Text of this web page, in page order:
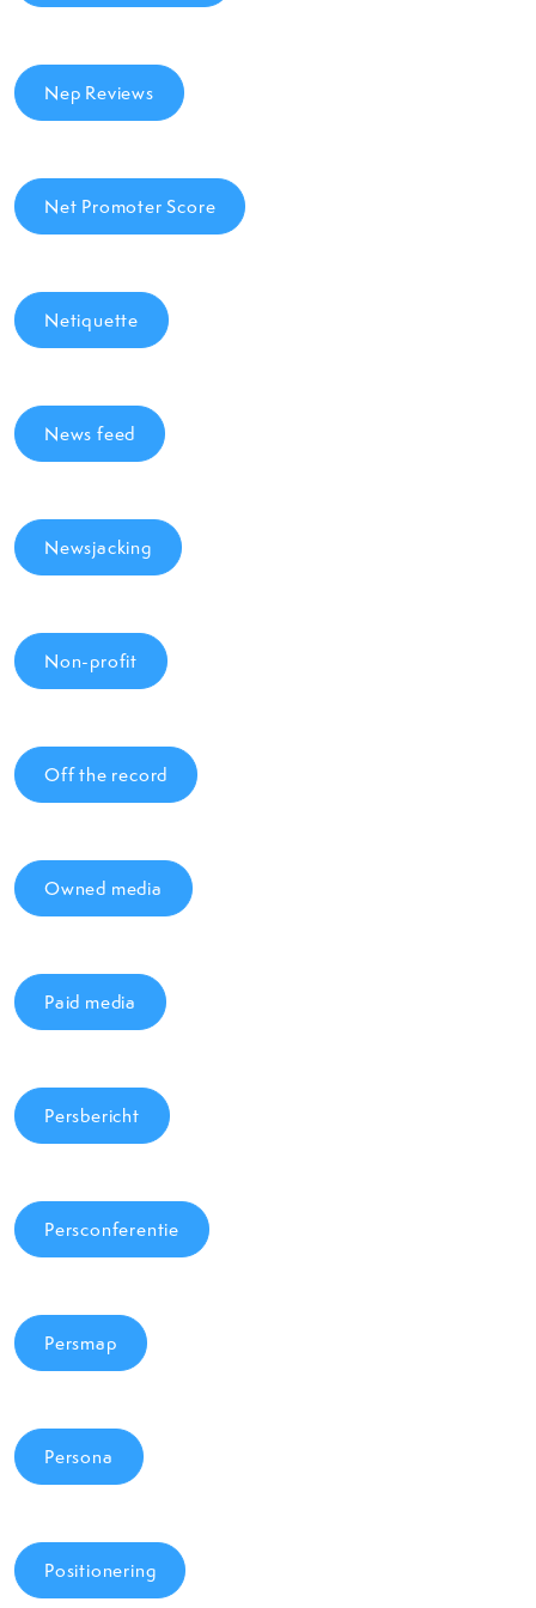
Nep Reviews
Net Promoter Score
Netiquette
News feed
Newsjacking
Non-profit
Off the record
Owned media
Paid media
Persbericht
Persconferentie
Persmap
Persona
Positionering